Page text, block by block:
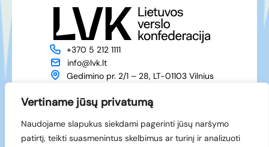
Vertiname jūsų privatumą
Naudojame slapukus siekdami pagerinti jūsų naršymo
patirtį, teikti suasmenintus skelbimus ar turinį ir analizuoti
+370 5 212 1111
info@lvk.lt
Gedimino pr. 2/1 – 28, LT-01103 Vilnius
Naujienos
Narystė
Renginiai
Kontaktai
Facebook